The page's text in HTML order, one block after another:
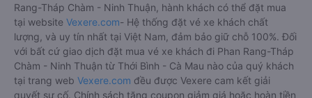
Rang-Tháp Chàm - Ninh Thuận, hành khách có thể đặt mua
tại website Vexere.com- Hệ thống đặt vé xe khách chất
lượng, và uy tín nhất tại Việt Nam, đảm bảo giữ chỗ 100%. Đối
với bất cứ giao dịch đặt mua vé xe khách đi Phan Rang-Tháp
Chàm - Ninh Thuận từ Thới Bình - Cà Mau nào của quý khách
tại trang web Vexere.com đều được Vexere cam kết giải
quyết sự cố. Chính sách tặng coupon giảm giá hoặc hoàn tiền